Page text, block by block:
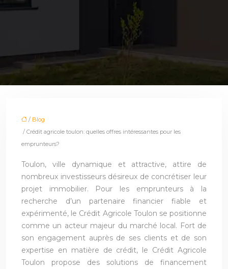
/ Blog
/ Crédit agricole toulon: quelles offres intéressantes pour les
emprunteurs?
Toulon, ville dynamique et attractive, attire de
nombreux investisseurs désireux de concrétiser leur
projet immobilier. Pour les emprunteurs à la
recherche d’un partenaire financier fiable et
expérimenté, le Crédit Agricole Toulon se positionne
comme un acteur majeur du marché local. Fort de
son engagement auprès de ses clients et de son
expertise en matière de crédit, le Crédit Agricole
Toulon propose des solutions de financement